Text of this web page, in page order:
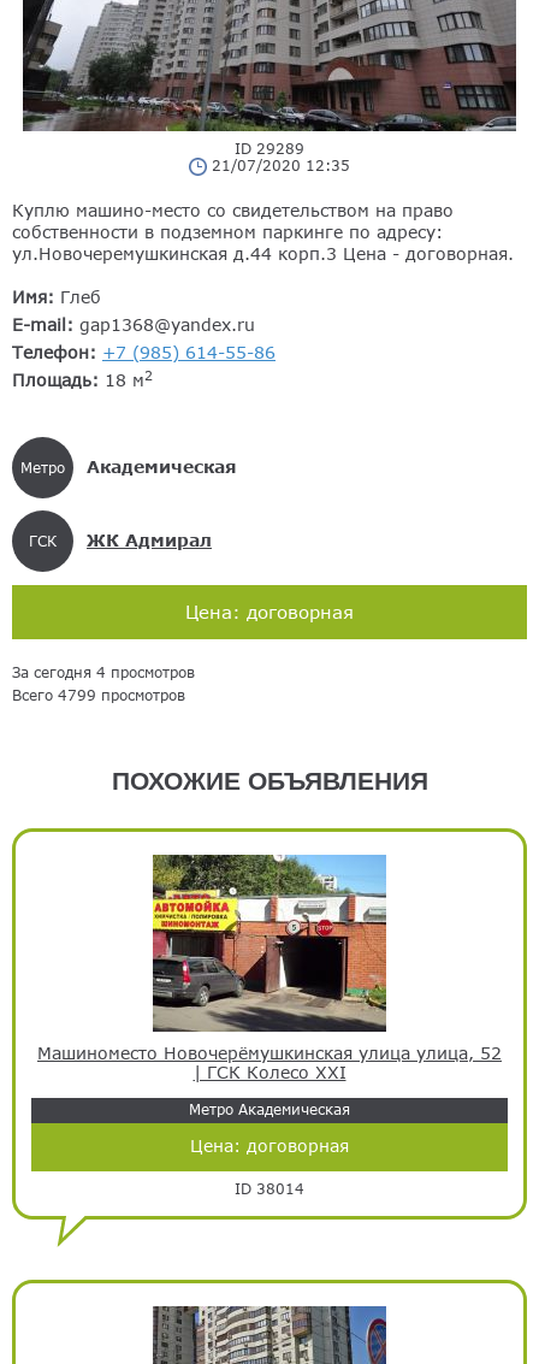
ID 29289
21/07/2020 12:35
Куплю машино-место со свидетельством на право
собственности в подземном паркинге по адресу:
ул.Новочеремушкинская д.44 корп.3 Цена - договорная.
Имя: Глеб
E-mail: gap1368@yandex.ru
Телефон: +7 (985) 614-55-86
Площадь: 18 м2
Метро Академическая
ГСК ЖК Адмирал
Цена: договорная
За сегодня 4 просмотров
Всего 4799 просмотров
ПОХОЖИЕ ОБЪЯВЛЕНИЯ
Машиноместо Новочерёмушкинская улица улица, 52
| ГСК Колесо XXI
Метро Академическая
Цена: договорная
ID 38014